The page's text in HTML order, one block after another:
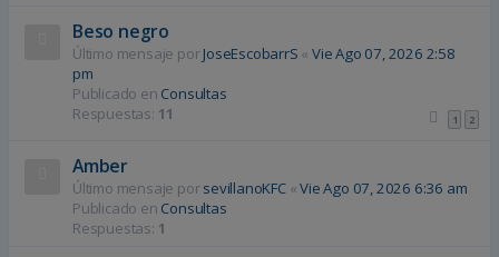
Beso negro
Último mensaje porJoseEscobarrS «Vie Ago 07, 2026 2:58
pm
Publicado en Consultas
Respuestas: 11 1 2
Amber
Último mensaje porsevillanoKFC«Vie Ago 07, 2026 6:36 am
Publicado en Consultas
Respuestas: 1